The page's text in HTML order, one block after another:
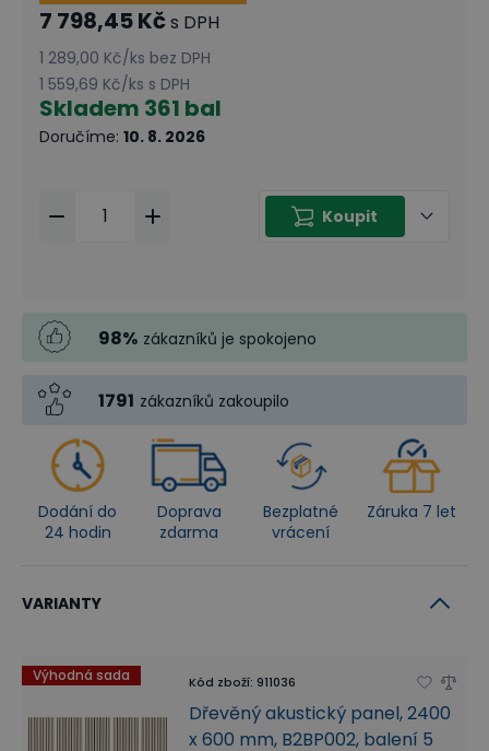
7 798,45 Kčs DPH
1 289,00 Kč/ks bez DPH
1 559,69 Kč/ks s DPH
Skladem 361 bal
Doručíme: 10. 8. 2026
Koupit
98% zákazníků je spokojeno
1791 zákazníků zakoupilo
Dodání do
24 hodin
Doprava
zdarma
Bezplatné
vrácení
Záruka 7 let
VARIANTY
Výhodná sada Kód zboží: 911036
Dřevěný akustický panel, 2400
x 600 mm, B2BP002, balení 5